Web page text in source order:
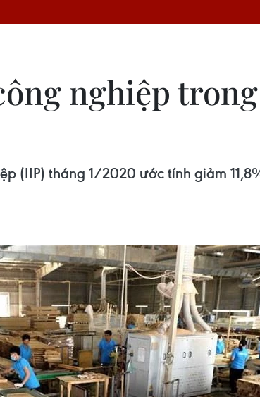
nghiệp
(IIP) tháng 1/2020 ước tính giảm